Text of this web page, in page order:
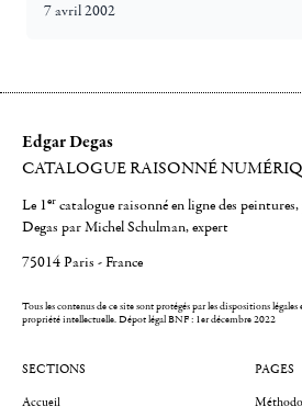
7 avril 2002
Edgar Degas
CATALOGUE RAISONNÉ
Le 1er catalogue raisonné en ligne des
Degas par Michel Schulman, expert
75014 Paris - France
Tous les contenus de ce site sont protégés par les dispositions
propriété intellectuelle.Dépot légal BNF : 1er décembre 2022
SECTIONS
Accueil
PAGES